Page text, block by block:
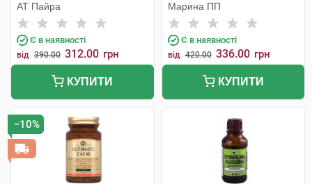
АТ Пайра
Є в наявності
від 390.00 312.00 грн
КУПИТИ
Марина ПП
Є в наявності
від 420.00 336.00 грн
КУПИТИ
−10%